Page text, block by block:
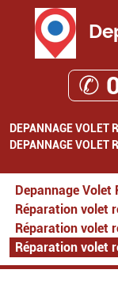
✆
DEPANNAGE VOLET
DEPANNAGE VOLET
Depannage Volet
Réparation volet
Réparation volet
Réparation volet